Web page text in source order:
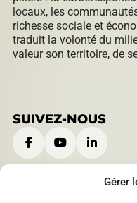
Gérer
locaux, les
richesse sociale et
traduit la volonté du
valeur son territoire, de
SUIVEZ-NOUS